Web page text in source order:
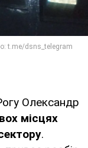
Олександр
місцях
.